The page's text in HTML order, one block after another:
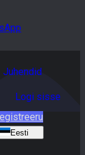
Juhendid
Logi sisse
Eesti